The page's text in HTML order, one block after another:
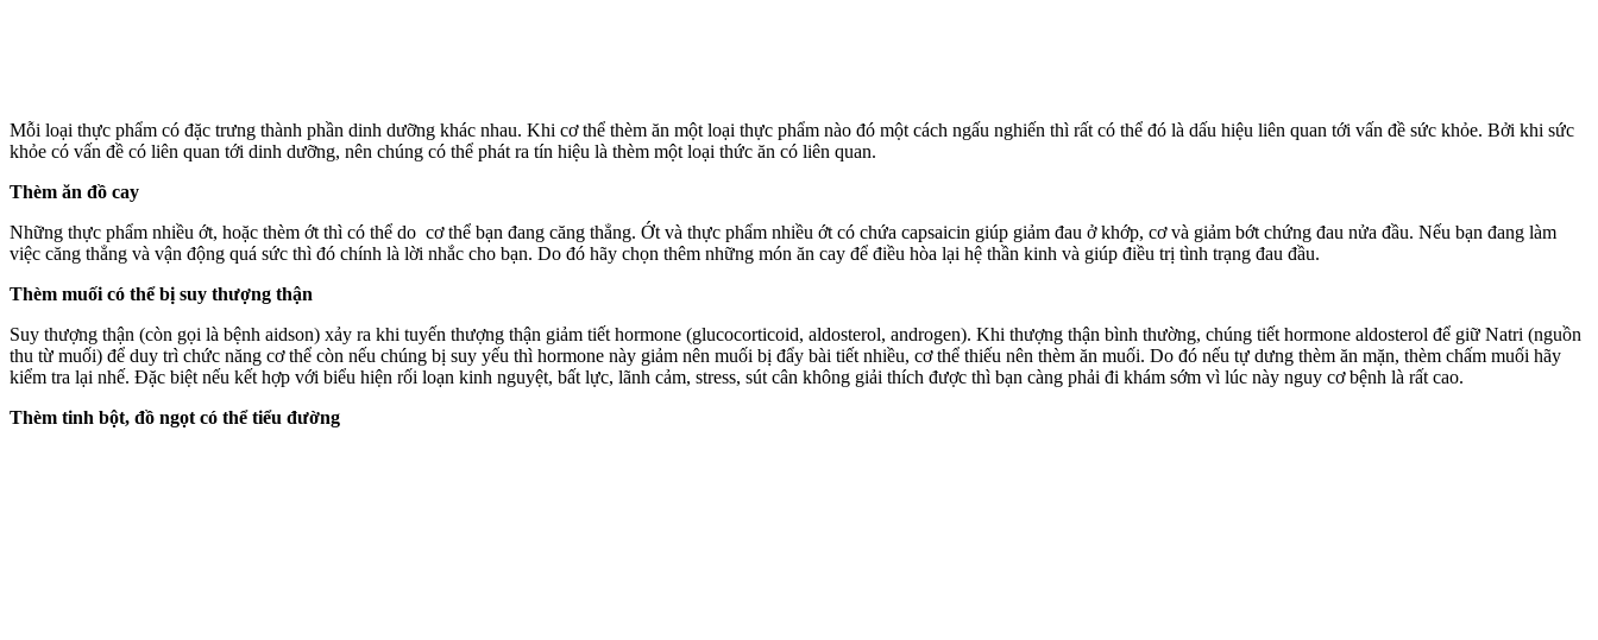
Mỗi loại thực phẩm có đặc trưng thành phần dinh dưỡng khác nhau. Khi cơ thể thèm ăn một loại thực phẩm nào đó một cách ngấu nghiến thì rất có thể đó là dấu hiệu liên quan tới vấn đề sức khỏe. Bởi khi sức
khỏe có vấn đề có liên quan tới dinh dưỡng, nên chúng có thể phát ra tín hiệu là thèm một loại thức ăn có liên quan.
Thèm ăn đồ cay
Những thực phẩm nhiều ớt, hoặc thèm ớt thì có thể do cơ thể bạn đang căng thẳng. Ớt và thực phẩm nhiều ớt có chứa capsaicin giúp giảm đau ở khớp, cơ và giảm bớt chứng đau nửa đầu. Nếu bạn đang làm
việc căng thẳng và vận động quá sức thì đó chính là lời nhắc cho bạn. Do đó hãy chọn thêm những món ăn cay để điều hòa lại hệ thần kinh và giúp điều trị tình trạng đau đầu.
Thèm muối có thể bị suy thượng thận
Suy thượng thận (còn gọi là bệnh aidson) xảy ra khi tuyến thượng thận giảm tiết hormone (glucocorticoid, aldosterol, androgen). Khi thượng thận bình thường, chúng tiết hormone aldosterol để giữ Natri (nguồn
thu từ muối) để duy trì chức năng c‌ơ th‌ể còn nếu chúng bị suy yếu thì hormone này giảm nên muối bị đẩy bài tiết nhiều, c‌ơ th‌ể thiếu nên thèm ăn muối. Do đó nếu tự dưng thèm ăn mặn, thèm chấm muối hãy
kiểm tra lại nhế. Đặc biệt nếu kết hợp với biểu hiện rối loạn kinh nguyệt, bất lực, lãnh cảm, stress, sút cân không giải thích được thì bạn càng phải đi khám sớm vì lúc này nguy cơ bệnh là rất cao.
Thèm tinh bột, đồ ngọt có thể tiểu đường